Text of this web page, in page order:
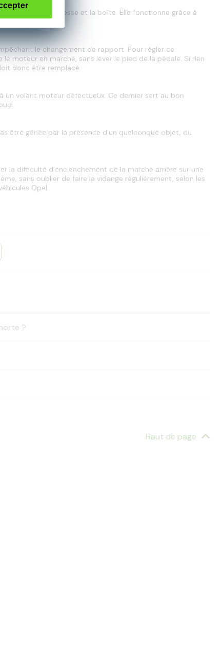
pommeau de vitesse et la boîte. Elle fonctionne grâce à
le réglage.
le changement de rapport. Pour régler ce
moteur en marche, sans lever le pied de la pédale. Si rien
donc être remplacé.
un volant moteur défectueux. Ce dernier sert au bon
être gênée par la présence d’un quelconque objet, du
la difficulté d’enclenchement de la marche arrière sur une
sans oublier de faire la vidange régulièrement, selon les
Opel.
?
Haut de page